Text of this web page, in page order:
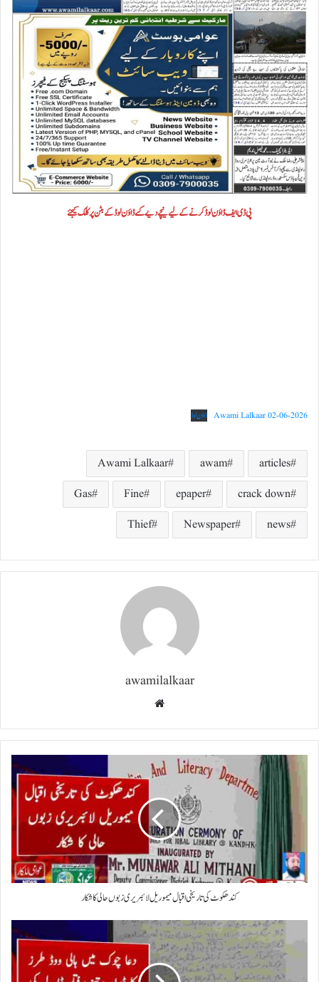
پی ڈی ایف ڈاؤن لوڈ کرنے کے لیے نیچے دیے گئے ڈاؤن لوڈ کے بٹن پر کلک کیجئے
Awami Lalkaar 02-06-2026 ڈاؤن لوڈ
articles
awam
Awami Lalkaar
crack down
epaper
Fine
Gas
news
Newspaper
Thief
awamilalkaar
کندھکوٹ کی تاریخی اقبال میموریل لائبریری زبوں حالی کا شکار